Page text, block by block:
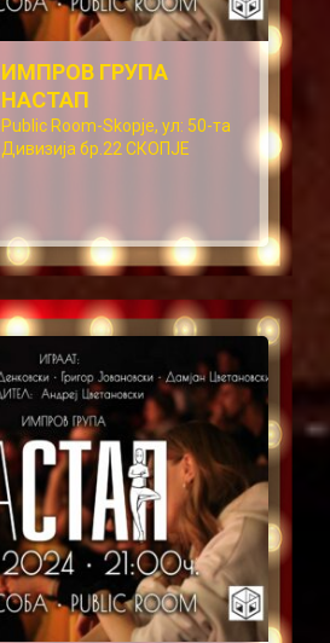
ИМПРОВ ГРУПА
НАСТАП
Public Room-Skopje, ул: 50-та
Дивизија бр.22 СКОПЈЕ